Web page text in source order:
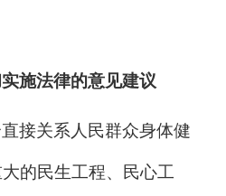
施法律的意见建议
接关系人民群众身体健
的民生工程、民心工